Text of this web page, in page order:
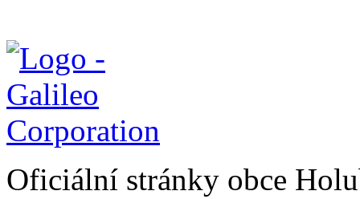
Oficiální stránky obce